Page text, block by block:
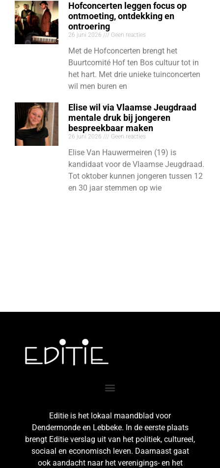
Hofconcerten leggen focus op
ontmoeting, ontdekking en
ontroering
26 juni 2026 Geen reacties
Met de Hofconcerten brengt het
Buurtcomité Hof ten Bos cultuur tot in
het hart. Met drie unieke tuinconcerten
wil men buren en
Elise wil via Vlaamse Jeugdraad
mentale druk bij jongeren
bespreekbaar maken
26 juni 2026 Geen reacties
Elise Van Hauwermeiren (19) is
kandidaat voor de Vlaamse Jeugdraad.
Tot oktober kunnen jongeren tussen 12
en 30 jaar stemmen op wie
Editie is het lokaal maandblad voor
Dendermonde en Lebbeke. In de eerste plaats
brengt Editie verslag uit van het politiek, cultureel,
sociaal en economisch leven. Daarnaast gaat
ook aandacht naar het verenigings- en het